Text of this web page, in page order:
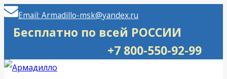
Перейти
Email: Armadillo-msk@yandex.ru
Бесплатно по всей РОССИИ
+7 800-550-92-99